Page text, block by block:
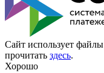
Сайт использует файлы
прочитать здесь.
Хорошо